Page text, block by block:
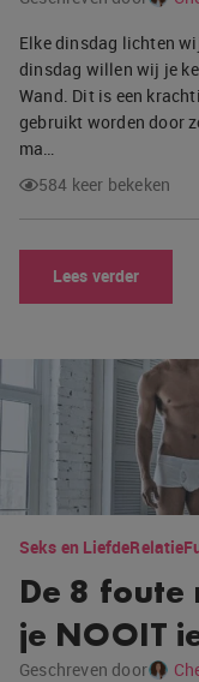
Elke dinsdag lichten
dinsdag willen wij je
Wand. Dit is een
gebruikt worden door
ma…
584 keer bekeken
Lees verder
Seks en LiefdeRelatie
De 8
je NOOIT
Geschreven door